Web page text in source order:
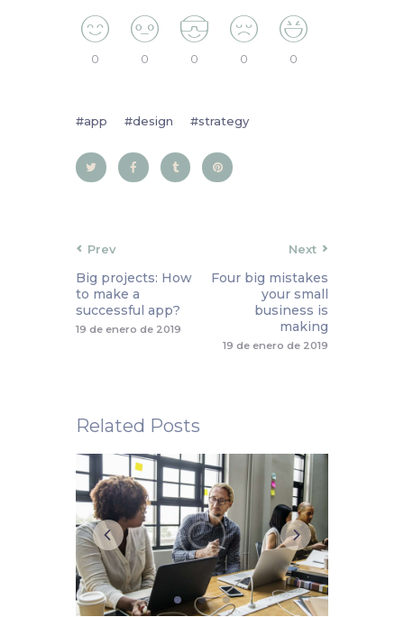
0 0 0 0 0
app design strategy
Prev
Big projects: How
to make a
successful app?
19 de enero de 2019
Next
Four big mistakes
your small
business is
making
19 de enero de 2019
Related Posts